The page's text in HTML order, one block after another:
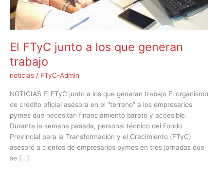
El FTyC junto a los que generan
trabajo
noticias / FTyC-Admin
NOTICIAS El FTyC junto a los que generan trabajo El organismo
de crédito oficial asesora en el “terreno” a los empresarios
pymes que necesitan financiamiento barato y accesible.
Durante la semana pasada, personal técnico del Fondo
Provincial para la Transformación y el Crecimiento (FTyC)
asesoró a cientos de empresarios pymes en tres jornadas que
se […]